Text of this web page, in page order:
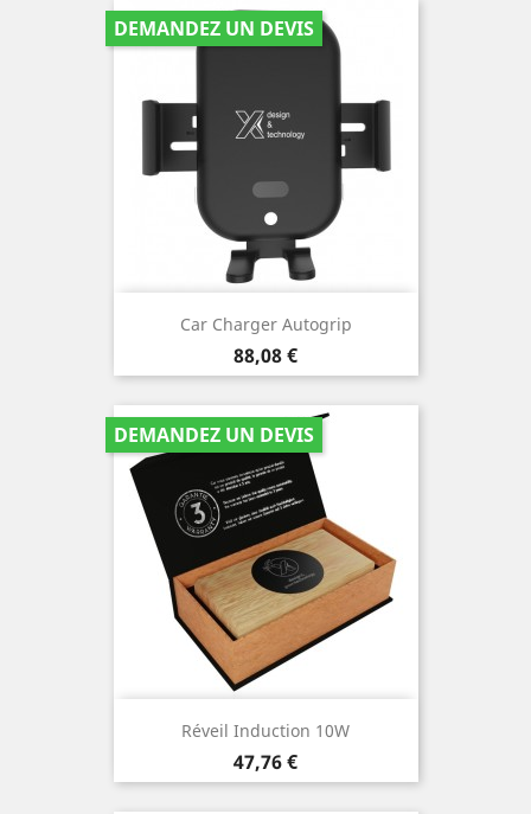
Car Charger Autogrip
Prix
88,08 €
DEMANDEZ UN DEVIS
Réveil Induction 10W
Prix
47,76 €
DEMANDEZ UN DEVIS